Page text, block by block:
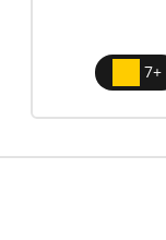
7+